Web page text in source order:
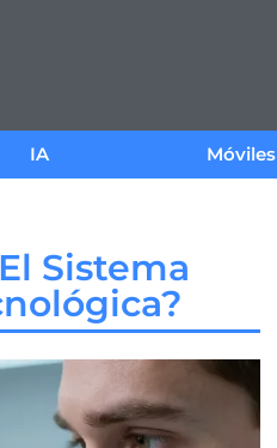
IA Móviles
Sistema